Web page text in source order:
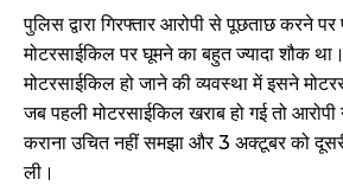
पुलिस द्वारा गिरफ्तार आरोपी से पूछताछ करने
मोटरसाईकिल पर घूमने का बहुत ज्यादा शौक
मोटरसाईकिल हो जाने की व्यवस्था में इसने
जब पहली मोटरसाईकिल खराब हो गई तो
कराना उचित नहीं समझा और 3 अक्टूबर को
ली।